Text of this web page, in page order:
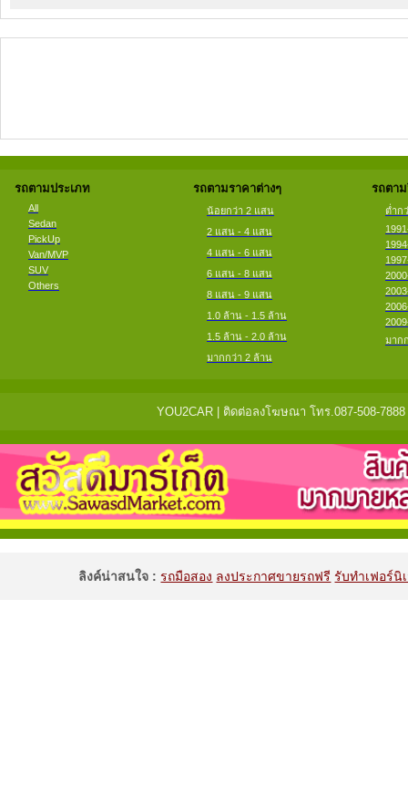
รถตามประเภท
All
Sedan
PickUp
Van/MVP
SUV
Others
รถตามราคาต่างๆ
น้อยกว่า 2 แสน
2 แสน - 4 แสน
4 แสน - 6 แสน
6 แสน - 8 แสน
8 แสน - 9 แสน
1.0 ล้าน - 1.5 ล้าน
1.5 ล้าน - 2.0 ล้าน
มากกว่า 2 ล้าน
รถตา
ต่ำก
มาก
YOU2CAR | ติดต่อลงโฆษณา โทร.087-508-
ลิงค์น่าสนใจ :รถมือสอง ลงประกาศขายรถฟรี รับทำเฟอร์นิ